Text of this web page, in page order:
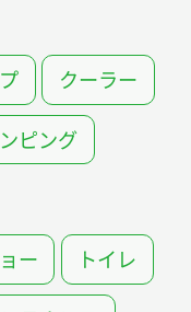
クーラー
ピング
ー トイレ